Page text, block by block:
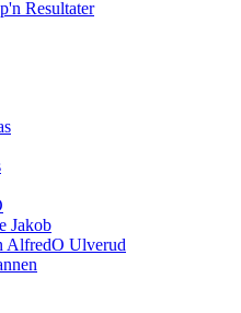
Resultater
Jakob
AlfredO Ulverud